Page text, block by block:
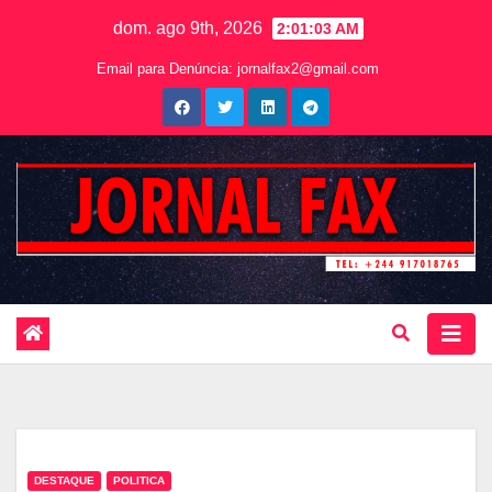
dom. ago 9th, 2026 2:01:05 AM
Email para Denúncia: jornalfax2@gmail.com
DESTAQUE POLITICA